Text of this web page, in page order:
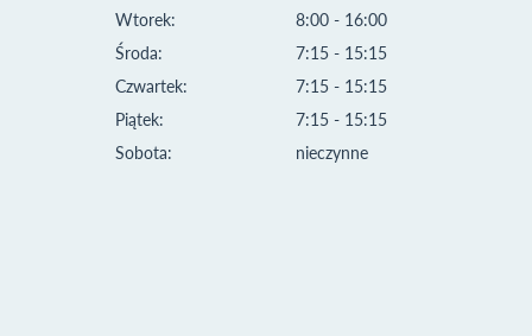
Wtorek:
Środa:
Czwartek:
Piątek:
Sobota:
8:00 - 16:00
7:15 - 15:15
7:15 - 15:15
7:15 - 15:15
nieczynne